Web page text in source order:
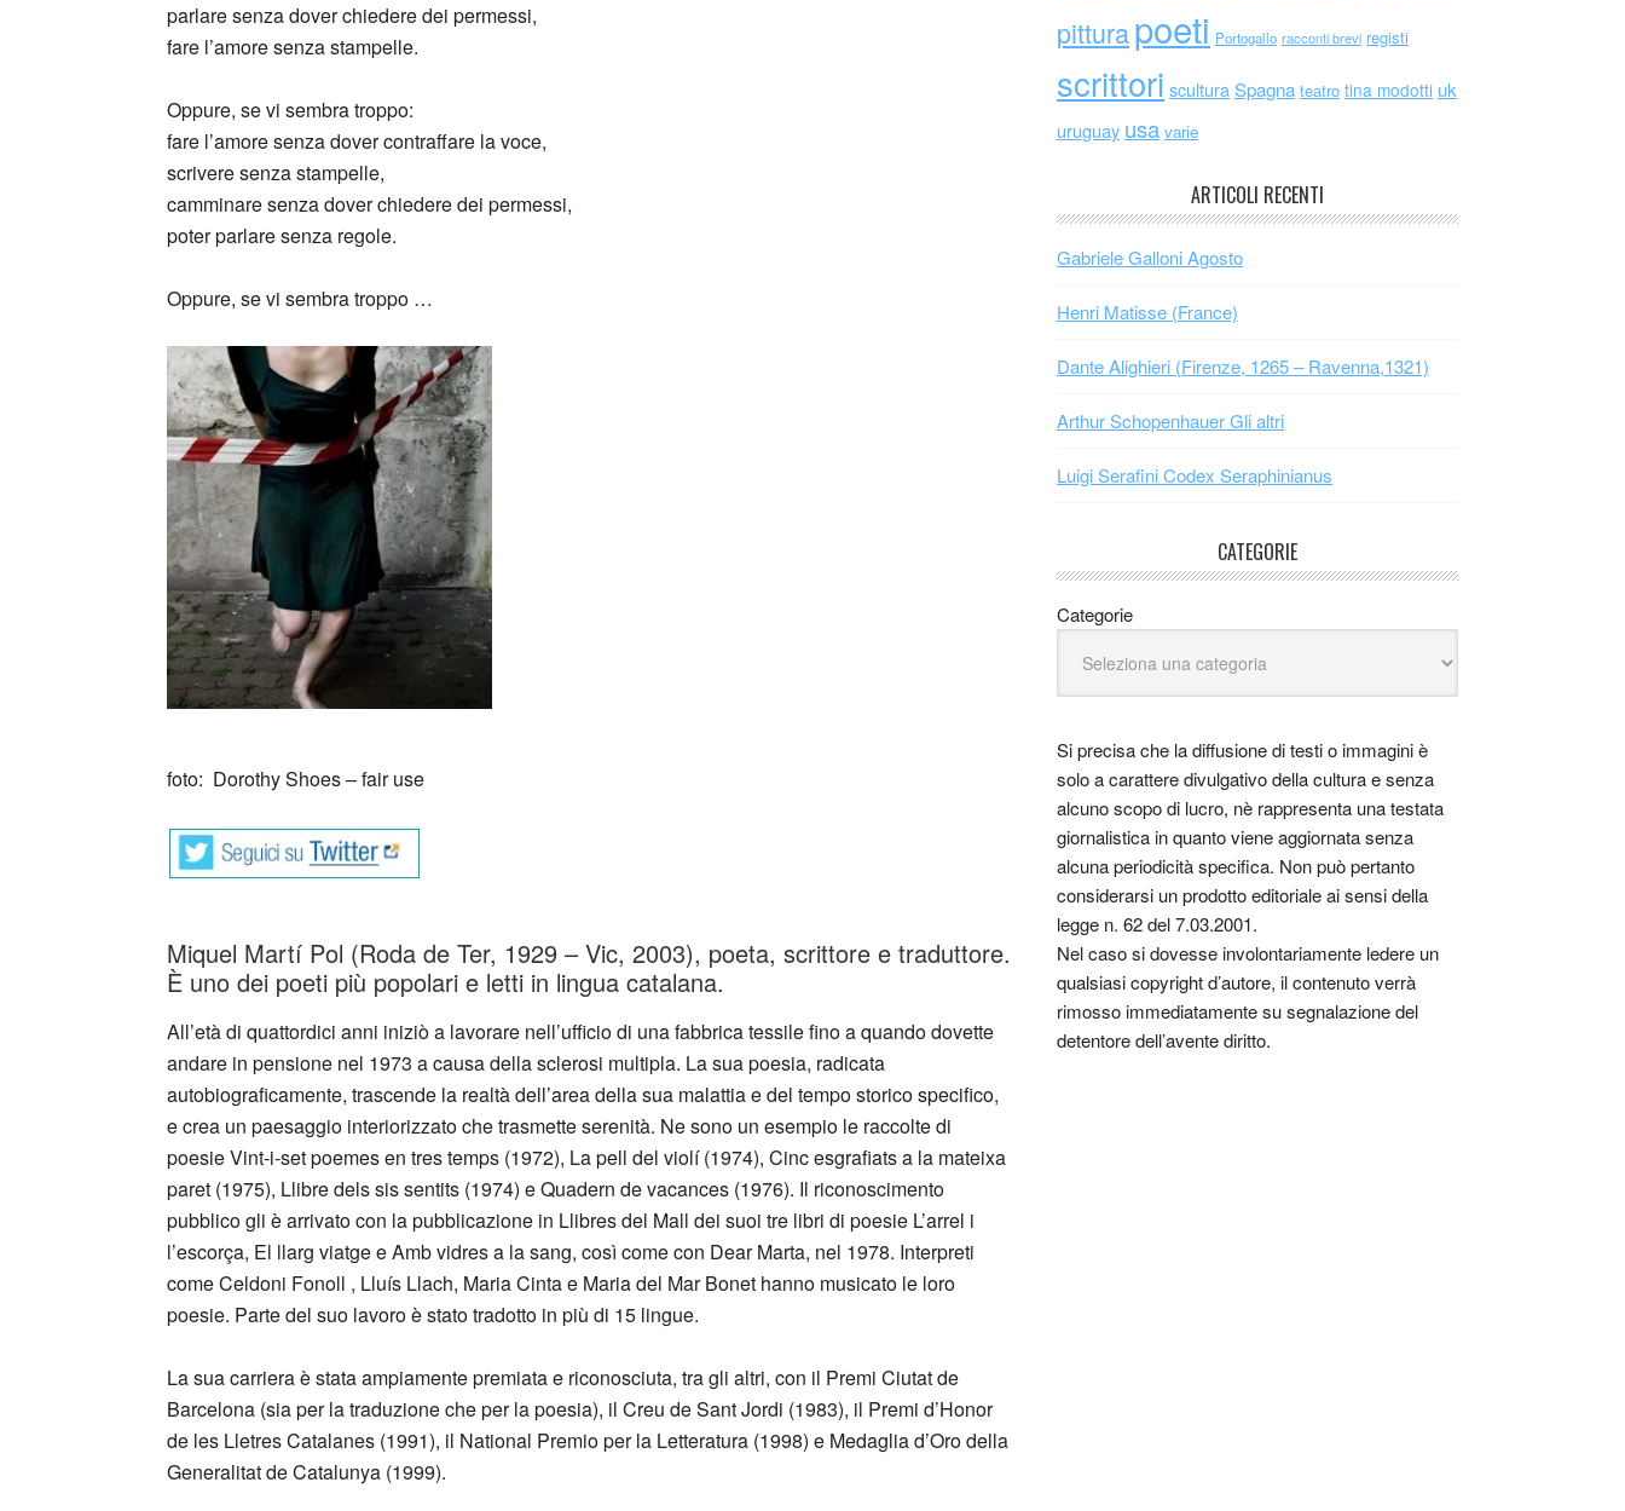
parlare senza dover chiedere dei permessi,
fare l’amore senza stampelle.
Oppure, se vi sembra troppo:
fare l’amore senza dover contraffare la voce,
scrivere senza stampelle,
camminare senza dover chiedere dei permessi,
poter parlare senza regole.
Oppure, se vi sembra troppo …
foto: Dorothy Shoes – fair use
Miquel Martí Pol (Roda de Ter, 1929 – Vic, 2003), poeta, scrittore e traduttore.
È uno dei poeti più popolari e letti in lingua catalana.
All’età di quattordici anni iniziò a lavorare nell’ufficio di una fabbrica tessile fino a quando dovette
andare in pensione nel 1973 a causa della sclerosi multipla. La sua poesia, radicata
autobiograficamente, trascende la realtà dell’area della sua malattia e del tempo storico specifico,
e crea un paesaggio interiorizzato che trasmette serenità. Ne sono un esempio le raccolte di
poesie Vint-i-set poemes en tres temps (1972), La pell del violí (1974), Cinc esgrafiats a la mateixa
paret (1975), Llibre dels sis sentits (1974) e Quadern de vacances (1976). Il riconoscimento
pubblico gli è arrivato con la pubblicazione in Llibres del Mall dei suoi tre libri di poesie L’arrel i
l’escorça, El llarg viatge e Amb vidres a la sang, così come con Dear Marta, nel 1978. Interpreti
come Celdoni Fonoll , Lluís Llach, Maria Cinta e Maria del Mar Bonet hanno musicato le loro
poesie. Parte del suo lavoro è stato tradotto in più di 15 lingue.
La sua carriera è stata ampiamente premiata e riconosciuta, tra gli altri, con il Premi Ciutat de
Barcelona (sia per la traduzione che per la poesia), il Creu de Sant Jordi (1983), il Premi d’Honor
de les Lletres Catalanes (1991), il National Premio per la Letteratura (1998) e Medaglia d’Oro della
Generalitat de Catalunya (1999).
pitturapoeti Portogallo racconti brevi registi
scrittori scultura Spagna teatro tina modotti uk
uruguay usa varie
ARTICOLI RECENTI
Gabriele Galloni Agosto
Henri Matisse (France)
Dante Alighieri (Firenze, 1265 – Ravenna,1321)
Arthur Schopenhauer Gli altri
Luigi Serafini Codex Seraphinianus
CATEGORIE
Categorie
Si precisa che la diffusione di testi o immagini è
solo a carattere divulgativo della cultura e senza
alcuno scopo di lucro, nè rappresenta una testata
giornalistica in quanto viene aggiornata senza
alcuna periodicità specifica. Non può pertanto
considerarsi un prodotto editoriale ai sensi della
legge n. 62 del 7.03.2001.
Nel caso si dovesse involontariamente ledere un
qualsiasi copyright d’autore, il contenuto verrà
rimosso immediatamente su segnalazione del
detentore dell’avente diritto.